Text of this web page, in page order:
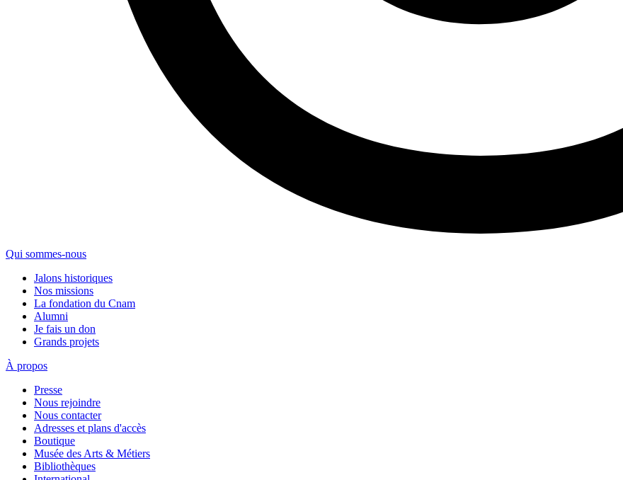
Qui sommes-nous
Jalons historiques
Nos missions
La fondation du Cnam
Alumni
Je fais un don
Grands projets
À propos
Presse
Nous rejoindre
Nous contacter
Adresses et plans d'accès
Boutique
Musée des Arts & Métiers
Bibliothèques